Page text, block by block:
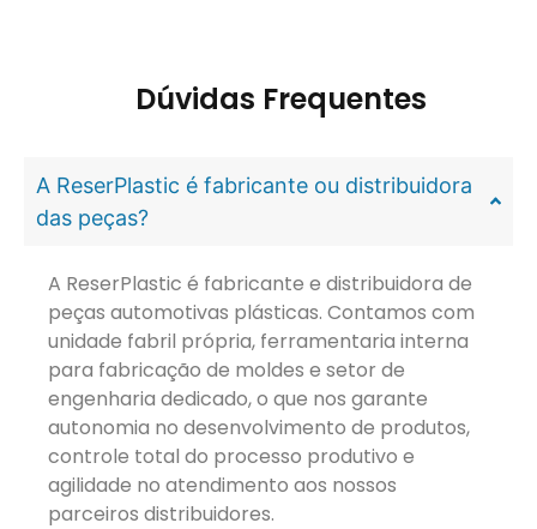
Dúvidas Frequentes
A ReserPlastic é fabricante ou distribuidora
das peças?
A ReserPlastic é fabricante e distribuidora de
peças automotivas plásticas. Contamos com
unidade fabril própria, ferramentaria interna
para fabricação de moldes e setor de
engenharia dedicado, o que nos garante
autonomia no desenvolvimento de produtos,
controle total do processo produtivo e
agilidade no atendimento aos nossos
parceiros distribuidores.